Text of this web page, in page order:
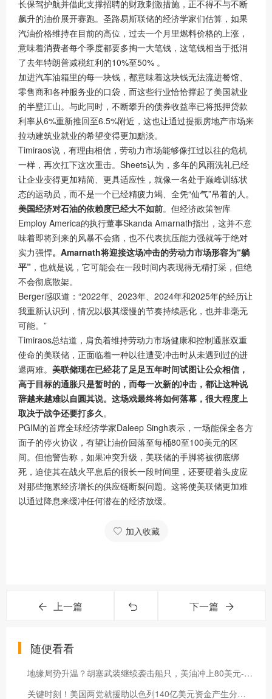
长保驾护航并借此支撑招聘的财政刺激措施，正不得不与不断
飙升的油价展开赛跑。圣路易斯联储的经济学家们估算，如果
汽油价格维持在目前的高位，过去一个月里燃料价格的上涨，
意味着消费者每个季度都要多掏一大笔钱，这笔钱相当于抵消
了去年特朗普减税红利的10%至50% 。
加进汽车油箱里的每一块钱，都意味着这块钱无法流进餐馆、
零售商和各种服务业的口袋，而这些行业恰恰撑起了美国就业
的半壁江山。与此同时，不断攀升的债券收益率已将抵押贷款
利率从6%重新推回至6.5%附近，这也让通过提振房地产市场来
拉动建筑业就业的希望变得更加黯淡。
Timiraos说，有理由相信，劳动力市场能够像扛过以往的危机
一样，再次扛下这次重击。Sheets认为，多年的风雨洗礼已经
让企业变得更加精简、更具适应性，就像一名处于巅峰训练状
态的运动员，而不是一个已经精疲力竭、全凭“仙气”吊着的人。
美国经济对石油的依赖度已经大不如前。但经济政策智库
Employ America的执行董事Skanda Amarnath指出，这并不意
味着即将到来的风暴不会痛，也不代表抗压能力强就等于绝对
实力强悍。Amarnath将迎接这场冲击的劳动力市场形容为“躺
平” ，也就是说，它可能会在一段时间内表现得无精打采，但绝
不会彻底散架。
Berger感叹道：“2022年、2023年、2024年和2025年的经历让
我重新认识到，情况以极其缓慢的节奏持续恶化，也并非毫无
可能。”
Timiraos总结道，肩负着维持劳动力市场健康和控制通胀双重
使命的美联储，正面临着一种以往遭受冲击时从未遇到过的进
退两难。 美联储现在已经花了足足五年时间试图让公众相信，
高于目标的通胀只是暂时的，而每一次新的冲击，都让这种说
辞越来越难以自圆其说。 这场戏最终将如何落幕，很大程度上
取决于战争还要打多久。
PGIM的首席全球经济学家Daleep Singh表示，一场能保全各方
面子的停火协议，有望让油价回落至每桶80至100美元的区
间。但他警告称，如果冲突升级，美联储的手脚将被彻底绑
死，迫使其在战火平息后的很长一段时间里，还要硬着头皮应
对那些拖累经济增长的供应链断裂问题。这将使美联储更加难
以通过降息来缓冲任何潜在的经济放缓。
加入收藏
上一篇 下一篇
随便看看
地缘局势升温？胡塞武装继续袭击船只，美油冲上80美元-市场参考-晟峰数据
关键时刻！美国两党就援助以色列140亿美元资金产生分歧-市场参考-晟峰科技数据